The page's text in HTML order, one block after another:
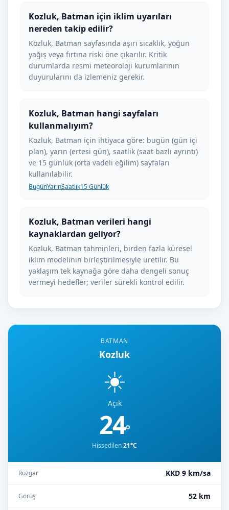
BATMAN
Kozluk
☀️
Açık
24°
Hissedilen21°C
Rüzgar KKD 9 km/sa
Görüş 52 km
Kozluk, Batman için iklim uyarıları
nereden takip edilir?
Kozluk, Batman sayfasında aşırı sıcaklık, yoğun
yağış veya fırtına riski öne çıkarılır. Kritik
durumlarda resmi meteoroloji kurumlarının
duyurularını da izlemeniz gerekir.
Kozluk, Batman hangi sayfaları
kullanmalıyım?
Kozluk, Batman için ihtiyaca göre: bugün (gün içi
plan), yarın (ertesi gün), saatlik (saat bazlı ayrıntı)
ve 15 günlük (orta vadeli eğilim) sayfaları
kullanılabilir.
BugünYarınSaatlik15 Günlük
Kozluk, Batman verileri hangi
kaynaklardan geliyor?
Kozluk, Batman tahminleri, birden fazla küresel
iklim modelinin birleştirilmesiyle üretilir. Bu
yaklaşım tek kaynağa göre daha dengeli sonuç
vermeyi hedefler; veriler sürekli kontrol edilir.